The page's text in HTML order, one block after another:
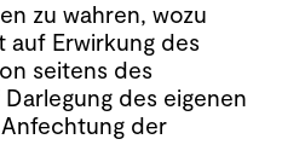
zu wahren, wozu
auf Erwirkung des
seitens des
des eigenen
der